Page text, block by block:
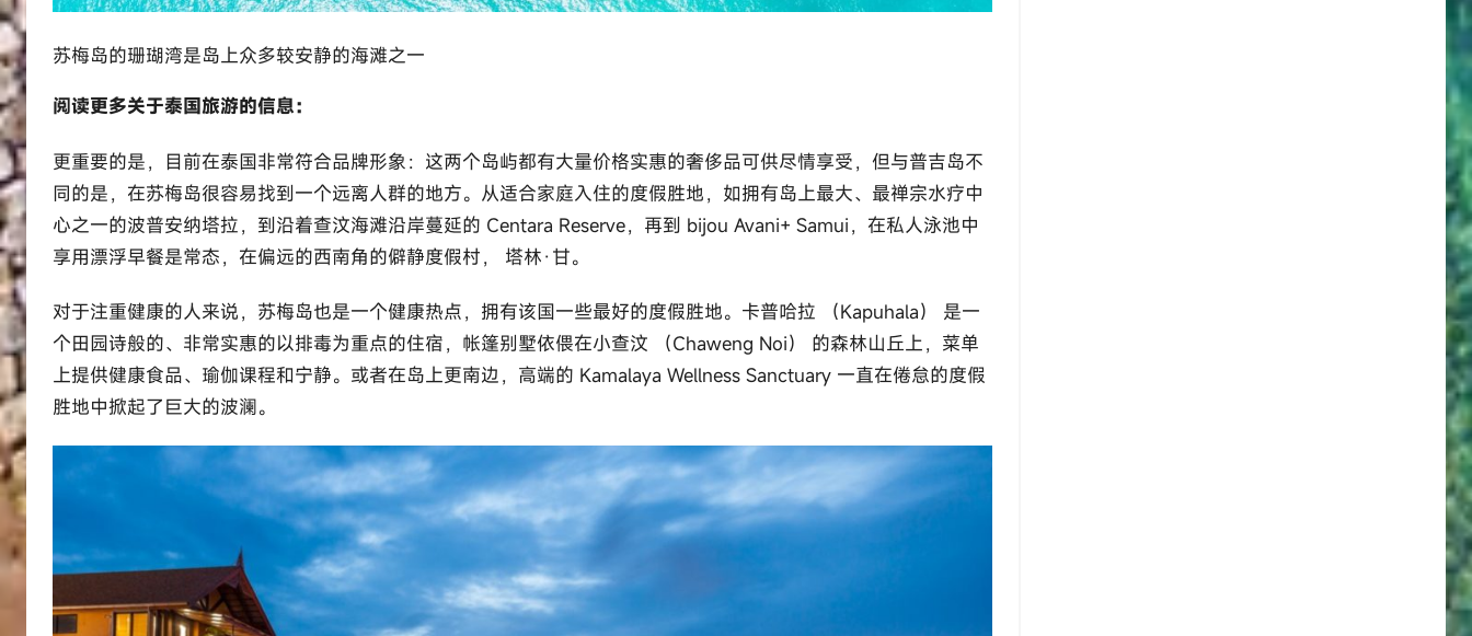
苏梅岛的珊瑚湾是岛上众多较安静的海滩之一
阅读更多关于泰国旅游的信息：
更重要的是，目前在泰国非常符合品牌形象：这两个岛屿都有大量价格实惠的奢侈品可供尽情享受，但与普吉岛不
同的是，在苏梅岛很容易找到一个远离人群的地方。从适合家庭入住的度假胜地，如拥有岛上最大、最禅宗水疗中
心之一的波普安纳塔拉，到沿着查汶海滩沿岸蔓延的 Centara Reserve，再到 bijou Avani+ Samui，在私人泳池中
享用漂浮早餐是常态，在偏远的西南角的僻静度假村， 塔林·甘。
对于注重健康的人来说，苏梅岛也是一个健康热点，拥有该国一些最好的度假胜地。卡普哈拉 （Kapuhala） 是一
个田园诗般的、非常实惠的以排毒为重点的住宿，帐篷别墅依偎在小查汶 （Chaweng Noi） 的森林山丘上，菜单
上提供健康食品、瑜伽课程和宁静。或者在岛上更南边，高端的 Kamalaya Wellness Sanctuary 一直在倦怠的度假
胜地中掀起了巨大的波澜。